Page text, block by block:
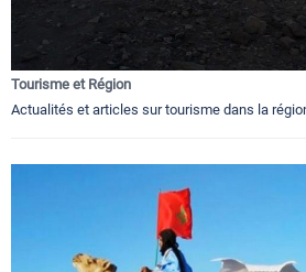
Tourisme et Région
Actualités et articles sur tourisme dans la